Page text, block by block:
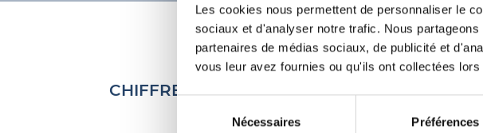
Les cookies nous permettent de personnaliser le
sociaux et d'analyser notre trafic. Nous
partenaires de médias sociaux, de publicité et
vous leur avez fournies ou qu'ils ont collectées
Nécessaires Préférences
CHIFFRE D’AFFAIRES AU 30/06/2009